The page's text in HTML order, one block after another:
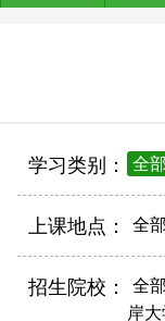
EMBA招
学习类别： 全部
上课地点： 全部
招生院校： 全部
岸大